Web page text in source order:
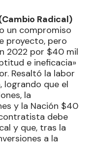
Radical)
un compromiso
proyecto, pero
2022 por $40 mil
e ineficacia»
Resaltó la labor
logrando que el
la
y la Nación $40
debe
y que, tras la
a la